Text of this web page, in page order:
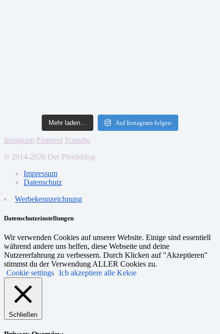
Mehr laden… Auf Instagram folgen
Instagram PinterestYoutube
© 2014-2026 Der Pferdeblog
Impressum
Datenschutz
Werbekennzeichnung
Datenschutzeinstellungen
Wir verwenden Cookies auf unserer Website. Einige sind essentiell
während andere uns helfen, diese Webseite und deine
Nutzererfahrung zu verbessern. Durch Klicken auf "Akzeptieren"
stimmst du der Verwendung ALLER Cookies zu.
Cookie settings Ich akzeptiere alle Kekse
Schließen